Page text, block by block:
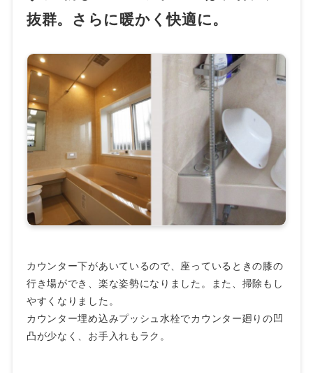
抜群。さらに暖かく快適に。
カウンター下があいているので、座っているときの膝の
行き場ができ、楽な姿勢になりました。また、掃除もし
やすくなりました。
カウンター埋め込みプッシュ水栓でカウンター廻りの凹
凸が少なく、お手入れもラク。